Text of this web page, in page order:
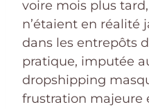
voire mois plus
n’étaient en réalité
dans les entrepôts
pratique, imputée
dropshipping
frustration majeure